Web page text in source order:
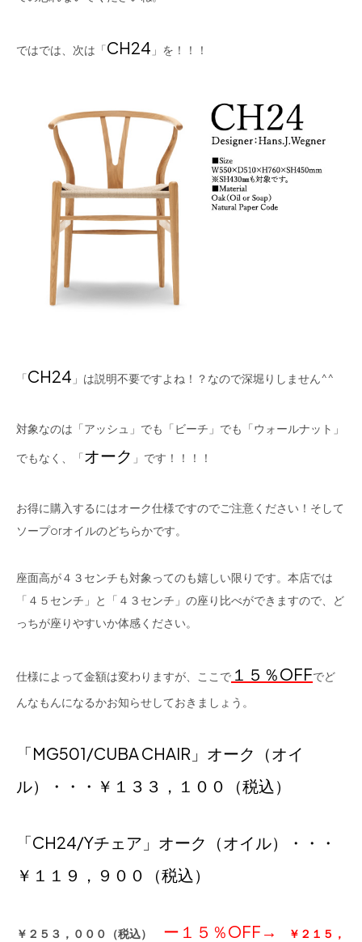
ではでは、次は「CH24 」を！！！
「CH24 」は説明不要ですよね！？なので深堀りしません^^
対象なのは「アッシュ」でも「ビーチ」でも「ウォールナット」
でもなく、「オーク 」です！！！！
お得に購入するにはオーク仕様ですのでご注意ください！そして
ソープorオイルのどちらかです。
座面高が４３センチも対象ってのも嬉しい限りです。本店では
「４５センチ」と「４３センチ」の座り比べができますので、ど
っちが座りやすいか体感ください。
仕様によって金額は変わりますが、ここで １５％OFFでど
んなもんになるかお知らせしておきましょう。
「MG501/CUBA CHAIR 」オーク（オイ
ル）・・・￥１３３，１００（税込）
「CH24/Yチェア」オーク（オイル）・・・
￥１１９，９００（税込）
￥２５３，０００（税込） ー１５％OFF→
￥２１５，